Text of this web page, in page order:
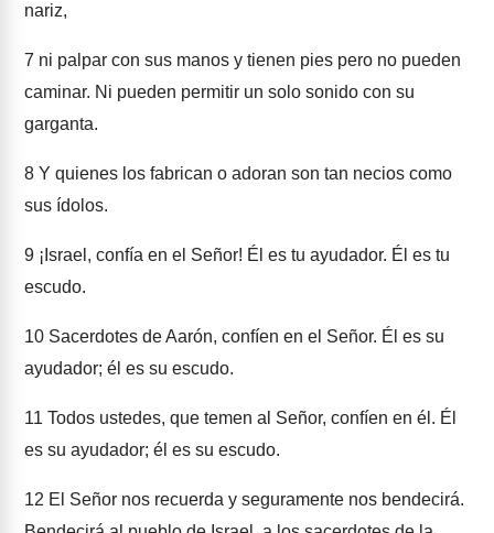
nariz,
7 ni palpar con sus manos y tienen pies pero no pueden
caminar. Ni pueden permitir un solo sonido con su
garganta.
8 Y quienes los fabrican o adoran son tan necios como
sus ídolos.
9 ¡Israel, confía en el Señor! Él es tu ayudador. Él es tu
escudo.
10 Sacerdotes de Aarón, confíen en el Señor. Él es su
ayudador; él es su escudo.
11 Todos ustedes, que temen al Señor, confíen en él. Él
es su ayudador; él es su escudo.
12 El Señor nos recuerda y seguramente nos bendecirá.